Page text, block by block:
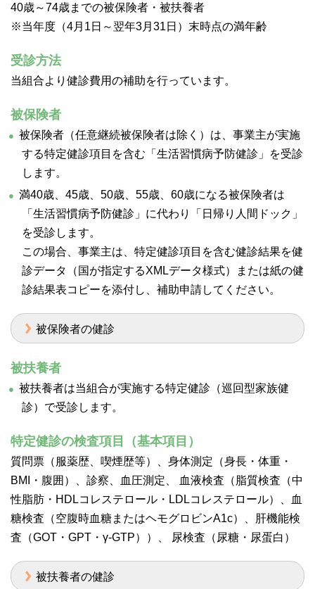
40歳～74歳までの被保険者・被扶養者
※当年度（4月1日～翌年3月31日）末時点の満年齢
受診方法
当組合より健診費用の補助を行っています。
被保険者
被保険者（任意継続被保険者は除く）は、事業主が実施
する特定健診項目を含む「生活習慣病予防健診」を受診
します。
満40歳、45歳、50歳、55歳、60歳になる被保険者は
「生活習慣病予防健診」に代わり「日帰り人間ドック」
を受診します。
この場合、事業主は、特定健診項目を含む健診結果を健
診データ（国が指定するXMLデータ様式）または紙の健
診結果表コピーを添付し、補助申請してください。
被保険者の健診
被扶養者
被扶養者は当組合が実施する特定健診（巡回型家族健
診）で受診します。
特定健診の検査項目（基本項目）
質問票（服薬歴、喫煙歴等）、身体測定（身長・体重・
BMI・腹囲）、診察、血圧測定、 血液検査（脂質検査（中
性脂肪・HDLコレステロール・LDLコレステロール）、血
糖検査（空腹時血糖またはヘモグロビンA1c）、肝機能検
査（GOT・GPT・γ-GTP））、 尿検査（尿糖・尿蛋白）
被扶養者の健診